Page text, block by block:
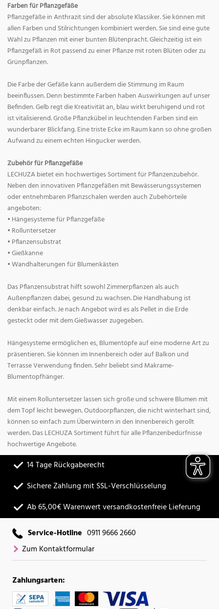
Farben für Pflanzgefäße
Pflanzgefäße in Anthrazit sind der absolute Klassiker. Sie können mit
allen Farben und Stilrichtungen kombiniert werden. Sie sind eine gute
Wahl zu Pflanzen mit einer bunten Blütenpracht. Gleichzeitig ist ein
Pflanzgefäß in Rot passend zu einer Pflanze mit roten Blüten oder zu
Grünpflanzen.
Die Farbe der Gefäße kann außerdem die Stimmung im Raum
beeinflussen. Denn bestimmte Farben haben Auswirkungen auf unser
Befinden. Gelb regt die Kreativität an, blau wirkt beruhigend und rot
ist vitalisierend. Große Pflanzkübel in leuchtenden Farben sind ein
wunderbarer Blickfang. Eine triste Ecke im Raum kann so ohne großen
Aufwand zu einem echten Hingucker werden.
Zubehör für Pflanzgefäße
LECHUZA bietet ein hochwertiges Sortiment für Pflanzenzubehör.
Neben den innovativen Pflanzgefäßen mit Bewässerungssystemen
oder entnehmbaren Pflanzschalen werden auch Zubehörteile
angeboten:
• Hängesysteme für Pflanzgefäße
• Rolluntersetzer
• Pflanzensubstrat
• Gießkanne
• Wandhalterungen für Blumenkästen
Das Pflanzensubstrat hilft sowohl Zimmerpflanzen als auch
Außenpflanzen dabei, gesund zu wachsen. Die Handhabung ist
denkbar einfach. Je nach Angebot wird es als Pellet in die Erde
gesteckt oder mit dem Gießwasser zugegeben.
Hängesysteme ermöglichen es, Blumentöpfe auf eine moderne Art zu
präsentieren. Sie können im Innenbereich oder auf Balkon und
Terrasse Verwendung finden. Sehr beliebt sind Makrame-
Blumentopfhänger.
Mit einem Rolluntersetzer lassen sich große und schwere Blumen mit
dem Topf leicht bewegen. Outdoorpflanzen, die nicht winterhart sind,
können so einfach zum Überwintern in den Innenbereich gerollt
werden. Das LECHUZA Sortiment führt für alle Pflanzenbedürfnisse
hochwertige Angebote.
14 Tage Rückgaberecht
Sichere Zahlung mit SSL-Verschlüsselung
Ab 65,00€ Warenwert versandkostenfreie Lieferung
Service-Hotline 0911 9666 2660
Zum Kontaktformular
Zahlungsarten: